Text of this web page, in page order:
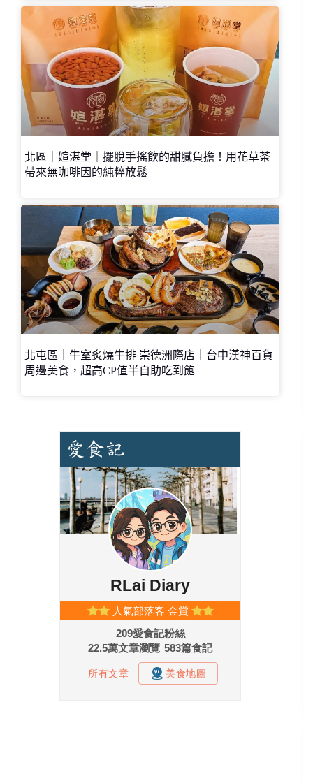
北區｜媗湛堂｜擺脫手搖飲的甜膩負擔！用花草茶
帶來無咖啡因的純粹放鬆
北屯區｜牛室炙燒牛排 崇德洲際店｜台中漢神百貨
周邊美食，超高CP值半自助吃到飽